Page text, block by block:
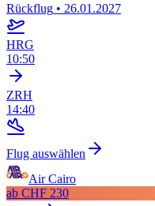
Rückflug • 26.01.2027
HRG
10:50
ZRH
14:40
Flug auswählen
Air Cairo
ab CHF 230